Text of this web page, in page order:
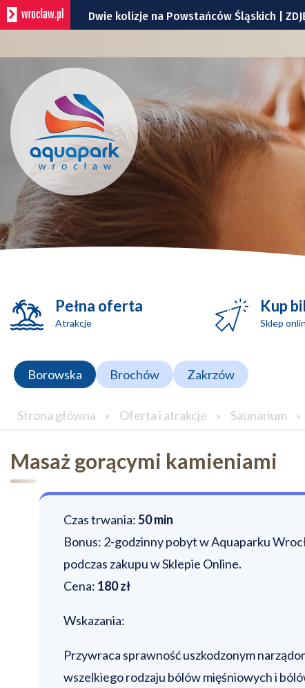
Dwie kolizje na Powstańców Śląskich |
Policyjny śmigłowiec nad Wrocławiem.
Zmiana organizacji ruchu na rondzie przy
Znicz na Stadionie Olimpijskim znów
Pełna oferta
Atrakcje
Kup
Sklep
Borowska Brochów Zakrzów
Strona główna » Oferta i atrakcje » Saunarium »
Masaż gorącymi kamieniami
Czas trwania:50 min
Bonus: 2-godzinny pobyt w Aquaparku
podczas zakupu w Sklepie Online.
Cena: 180 zł
Wskazania:
Przywraca sprawność uszkodzonym
wszelkiego rodzaju bólów mięśniowych i